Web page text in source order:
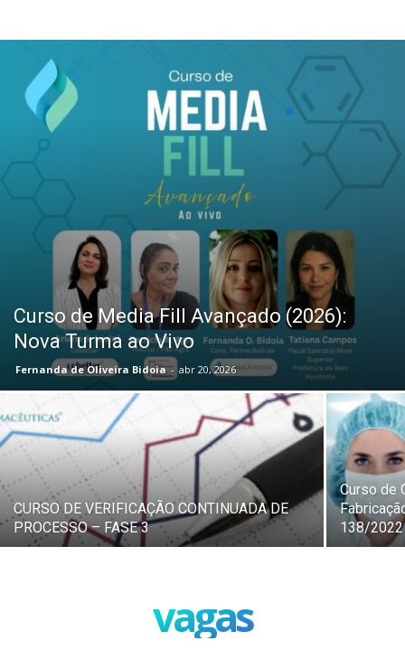
Curso de Media Fill Avançado (2026):
Nova Turma ao Vivo
Fernanda de Oliveira Bidoia - abr 20, 2026
CURSO DE VERIFICAÇÃO CONTINUADA DE
PROCESSO – FASE 3
Curso de
138/2022
vagas